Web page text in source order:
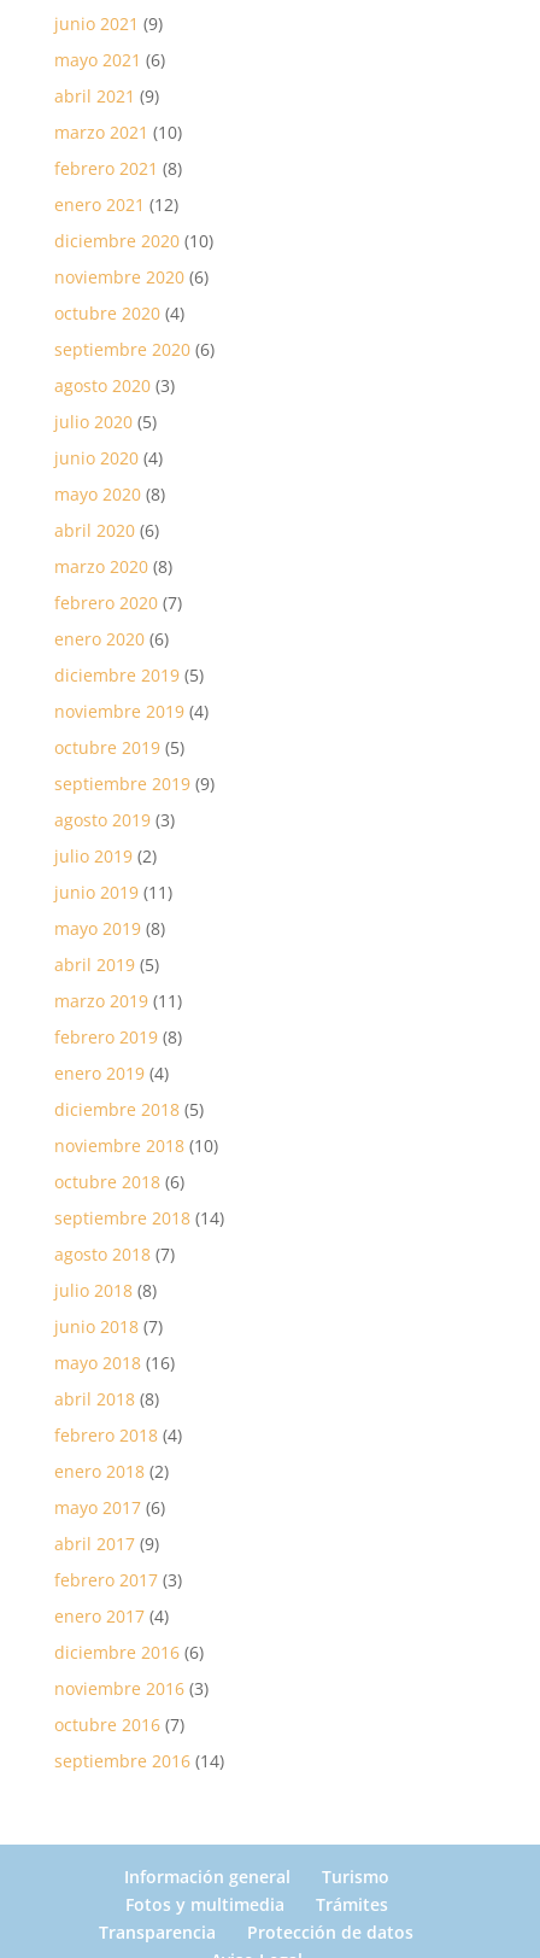
junio 2021 (9)
mayo 2021 (6)
abril 2021 (9)
marzo 2021 (10)
febrero 2021 (8)
enero 2021 (12)
diciembre 2020(10)
noviembre 2020(6)
octubre 2020(4)
septiembre 2020(6)
agosto 2020(3)
julio 2020(5)
junio 2020(4)
mayo 2020(8)
abril 2020(6)
marzo 2020(8)
febrero 2020(7)
enero 2020(6)
diciembre 2019(5)
noviembre 2019(4)
octubre 2019(5)
septiembre 2019(9)
agosto 2019(3)
julio 2019(2)
junio 2019(11)
mayo 2019(8)
abril 2019(5)
marzo 2019(11)
febrero 2019(8)
enero 2019(4)
diciembre 2018(5)
noviembre 2018(10)
octubre 2018(6)
septiembre 2018(14)
agosto 2018(7)
julio 2018(8)
junio 2018(7)
mayo 2018(16)
abril 2018(8)
febrero 2018(4)
enero 2018(2)
mayo 2017(6)
abril 2017(9)
febrero 2017(3)
enero 2017(4)
diciembre 2016(6)
noviembre 2016(3)
octubre 2016(7)
septiembre 2016(14)
Información general
Turismo
Fotos y multimedia
Trámites
Transparencia
Protección de datos